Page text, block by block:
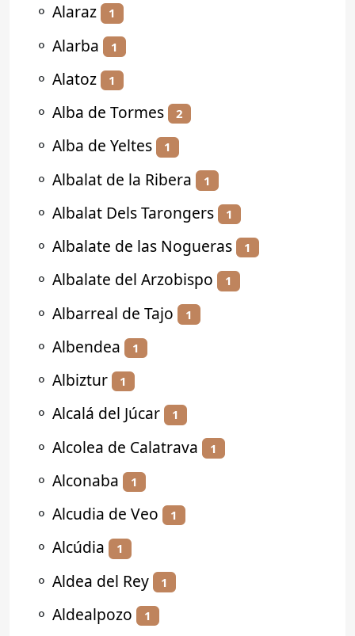
⚬ Alaraz 1
⚬ Alarba 1
⚬ Alatoz 1
⚬ Alba de Tormes 2
⚬ Alba de Yeltes 1
⚬ Albalat de la Ribera 1
⚬ Albalat Dels Tarongers 1
⚬ Albalate de las Nogueras 1
⚬ Albalate del Arzobispo 1
⚬ Albarreal de Tajo 1
⚬ Albendea 1
⚬ Albiztur 1
⚬ Alcalá del Júcar 1
⚬ Alcolea de Calatrava 1
⚬ Alconaba 1
⚬ Alcudia de Veo 1
⚬ Alcúdia 1
⚬ Aldea del Rey 1
⚬ Aldealpozo 1